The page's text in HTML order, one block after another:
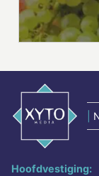
Hoofdvestiging: